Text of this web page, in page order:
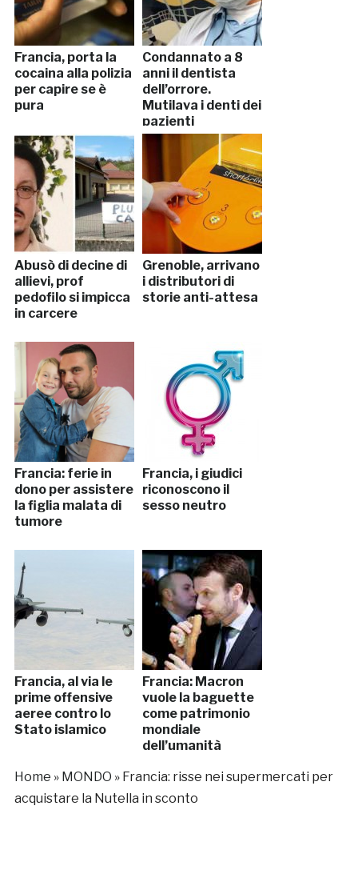
Francia, porta la
cocaina alla polizia
per capire se è
pura
Condannato a 8
anni il dentista
dell’orrore.
Mutilava i denti dei
pazienti
Abusò di decine di
allievi, prof
pedofilo si impicca
in carcere
Grenoble, arrivano
i distributori di
storie anti-attesa
Francia: ferie in
dono per assistere
la figlia malata di
tumore
Francia, i giudici
riconoscono il
sesso neutro
Francia, al via le
prime offensive
aeree contro lo
Stato islamico
Francia: Macron
vuole la baguette
come patrimonio
mondiale
dell’umanità
Home » MONDO » Francia: risse nei supermercati per
acquistare la Nutella in sconto